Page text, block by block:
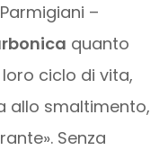
–
quanto
ciclo di vita,
allo smaltimento,
Senza